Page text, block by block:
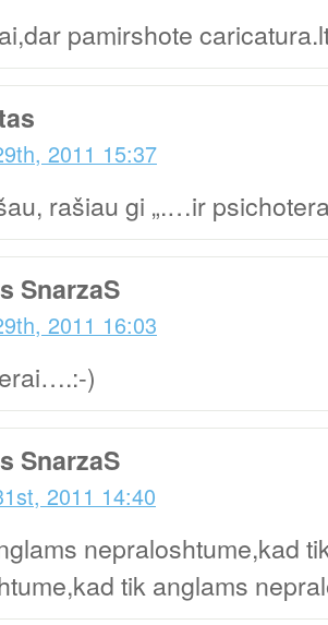
pamirshote
2011 15:37
rašiau gi „.…ir
SnarzaS
2011 16:03
)
SnarzaS
2011 14:40
nepraloshtume,kad
tik anglams